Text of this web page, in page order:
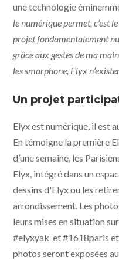
une technologie
le numérique permet, c’est
projet fondamentalement
grâce aux gestes de ma
les smarphone, Elyx
Un projet
Elyx est numérique, il est
En témoigne la première
d’une semaine, les
Elyx, intégré dans un
dessins d'Elyx ou les
arrondissement. Les
leurs mises en situation
#elyxyak et #1618paris
photos seront exposées